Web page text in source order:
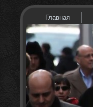
Главная